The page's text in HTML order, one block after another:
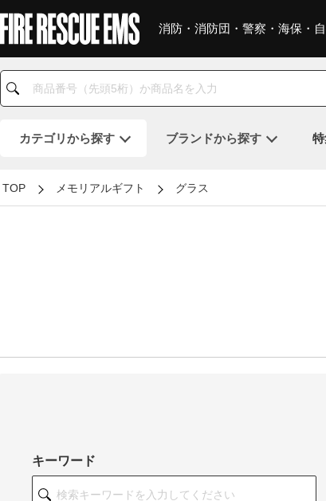
消防・消防団・警察・海保・
カテゴリから探す ブランドから探す
TOP メモリアルギフト グラス
キーワード